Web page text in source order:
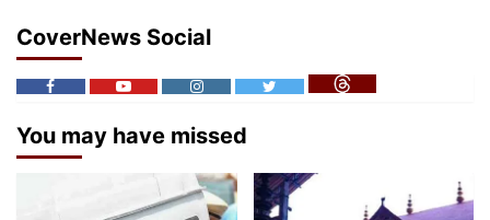
CoverNews Social
You may have missed